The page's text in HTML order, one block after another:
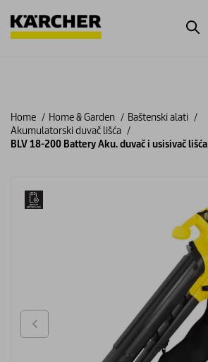
Home Home & Garden
Baštenski alati
Akumulatorski duvač lišća
BLV 18-200 Battery Aku. duvač i usisivač lišća